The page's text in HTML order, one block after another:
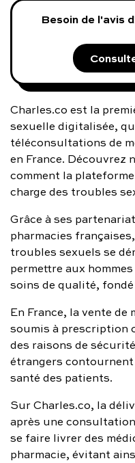
Prenez soin de
Consultez
Vous avez des
FAQ complète
01 86 65 17 33
Besoin de l'avis
Charles.co est la
sexuelle digitalisée,
téléconsultations de
en France. Découvrez
comment la
charge des troubles
Grâce à ses
pharmacies
troubles sexuels se
permettre aux
soins de qualité,
En France, la vente
soumis à prescription
des raisons de
étrangers
santé des patients.
Sur Charles.co, la
après une
se faire livrer des
pharmacie, évitant